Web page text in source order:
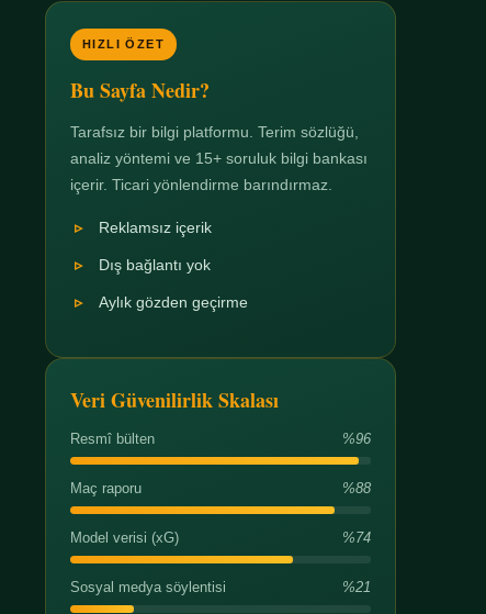
HIZLI ÖZET
Bu Sayfa Nedir?
Tarafsız bir bilgi platformu. Terim sözlüğü,
analiz yöntemi ve 15+ soruluk bilgi bankası
içerir. Ticari yönlendirme barındırmaz.
Reklamsız içerik
Dış bağlantı yok
Aylık gözden geçirme
Veri Güvenilirlik Skalası
Resmî bülten %96
Maç raporu %88
Model verisi (xG) %74
Sosyal medya söylentisi %21